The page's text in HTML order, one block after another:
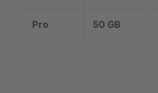
Pro 50 GB